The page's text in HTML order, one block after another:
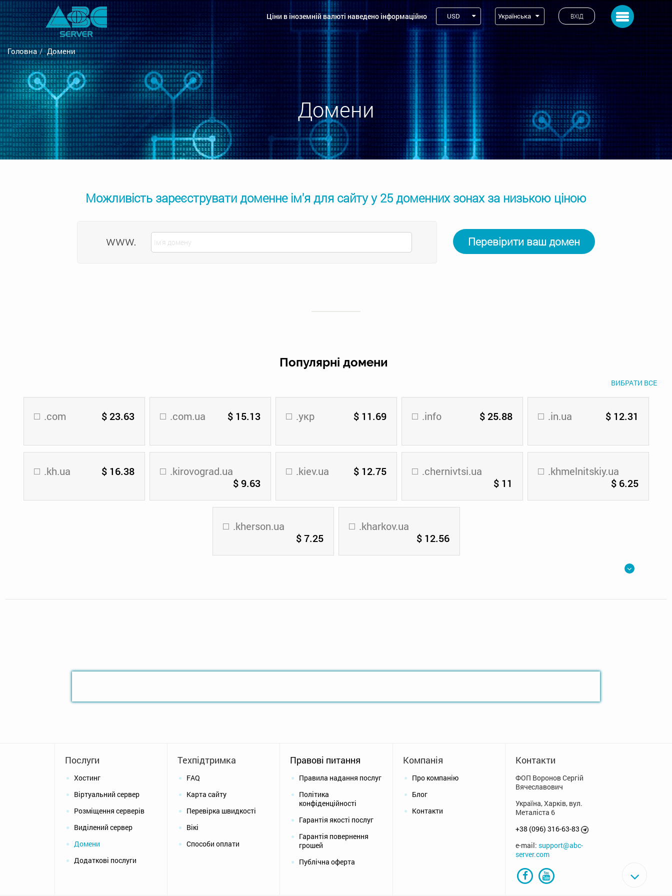
Toggle navigation
ВХІД
Українська
USD
Ціни в іноземній валюті наведено інформаційно
Головна Домени
Домени
Можливість зареєструвати доменне ім'я для сайту у 25 доменних зонах за низькою ціною
www. Перевірити ваш домен
Популярні домени
ВИБРАТИ ВСЕ
.com $ 23.63 .com.ua $ 15.13 .укр $ 11.69 .info $ 25.88 .in.ua $ 12.31
.kh.ua $ 16.38
.kirovograd.ua
$ 9.63
.kiev.ua $ 12.75
.chernivtsi.ua
$ 11
.khmelnitskiy.ua
$ 6.25
.kherson.ua
$ 7.25
.kharkov.ua
$ 12.56
Послуги
Хостинг
Віртуальний сервер
Розміщення серверів
Виділений сервер
Домени
Додаткові послуги
Техпідтримка
FAQ
Карта сайту
Перевірка швидкості
Вікі
Способи оплати
Правові питання
Правила надання послуг
Політика
конфіденційності
Гарантія якості послуг
Гарантія повернення
грошей
Публічна оферта
Компанія
Про компанію
Блог
Контакти
Контакти
ФОП Воронов Сергій
Вячеславович
Україна, Харків, вул.
Металіста 6
+38 (096) 316-63-83
e-mail: support@abc-
server.com